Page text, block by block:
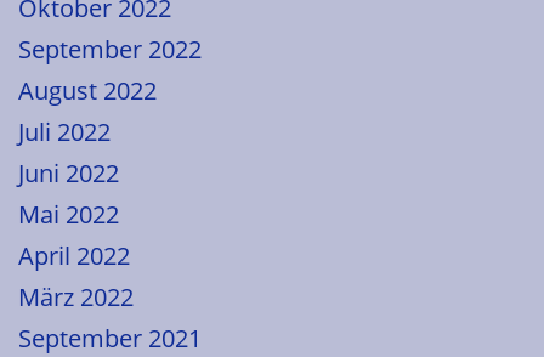
Oktober 2022
September 2022
August 2022
Juli 2022
Juni 2022
Mai 2022
April 2022
März 2022
September 2021